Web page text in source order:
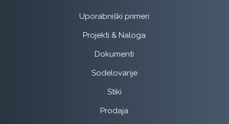
Uporabniški primeri
Projekti & Naloga
Dokumenti
Sodelovanje
Stiki
Prodaja